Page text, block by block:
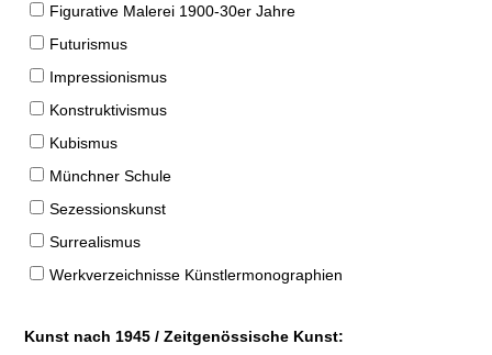
Figurative Malerei 1900-30er Jahre
Futurismus
Impressionismus
Konstruktivismus
Kubismus
Münchner Schule
Sezessionskunst
Surrealismus
Werkverzeichnisse Künstlermonographien
Kunst nach 1945 / Zeitgenössische Kunst: